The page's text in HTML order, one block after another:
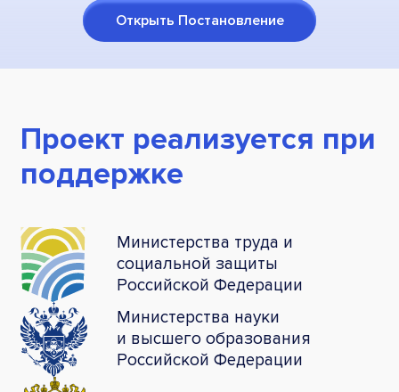
Открыть Постановление
Проект реализуется при
поддержке
Министерства труда и
социальной защиты
Российской Федерации
Министерства науки
и высшего образования
Российской Федерации